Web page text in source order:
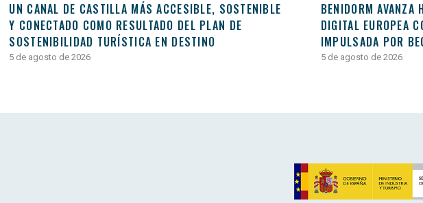
UN CANAL DE CASTILLA MÁS ACCESIBLE, SOSTENIBLE
Y CONECTADO COMO RESULTADO DEL PLAN DE
SOSTENIBILIDAD TURÍSTICA EN DESTINO
5 de agosto de 2026
BENIDORM AVANZA
DIGITAL EUROPEA
IMPULSADA POR
5 de agosto de 2026